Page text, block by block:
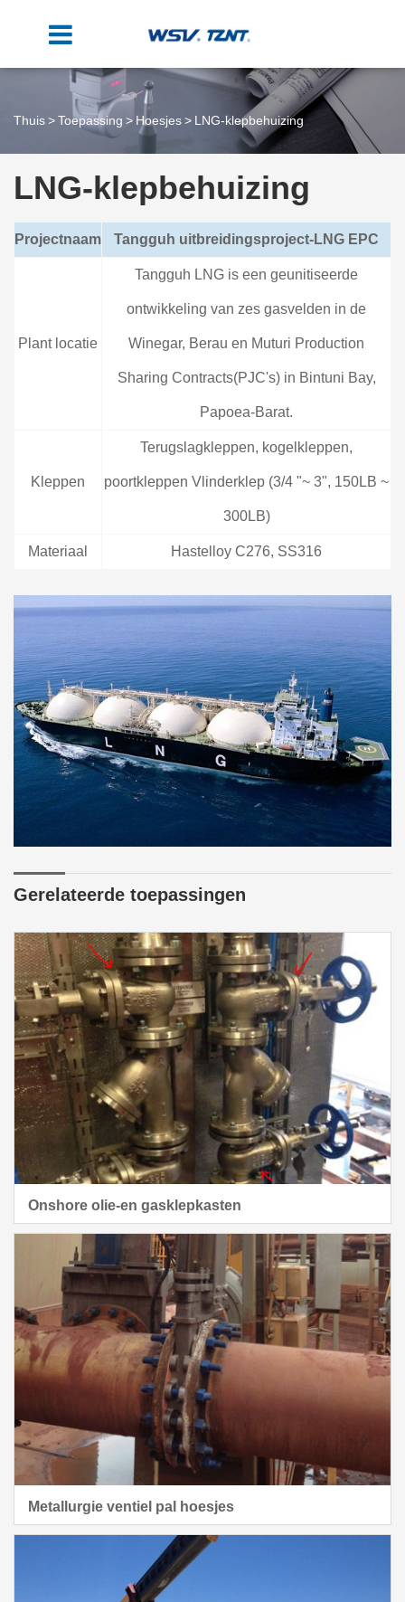
Thuis Toepassing Hoesjes LNG-klepbehuizing
LNG-klepbehuizing
Projectnaam Tangguh uitbreidingsproject-LNG EPC
Plant locatie
Tangguh LNG is een geunitiseerde
ontwikkeling van zes gasvelden in de
Winegar, Berau en Muturi Production
Sharing Contracts(PJC's) in Bintuni Bay,
Papoea-Barat.
Kleppen
Terugslagkleppen, kogelkleppen,
poortkleppen Vlinderklep (3/4 "~ 3", 150LB ~
300LB)
Materiaal Hastelloy C276, SS316
Gerelateerde toepassingen
Onshore olie-en gasklepkasten
Metallurgie ventiel pal hoesjes